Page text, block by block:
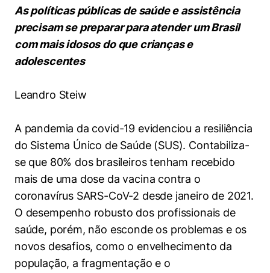
Todas as Engenharias
Engenharia Mecânica
Engenharia Mecatrônica
Direito
Economia
Finanças
Negócios
Políticas Públicas
Prêmio Duda Ermírio de Moraes
Como funciona
Resolução Eficaz de Problemas
Oportunidade de Negócios
Trabalhe conosco
Sala de Imprensa
Repositório Institucional
Pesquisa na Graduação
Comitê de Ética em Pesquisa
Notícias
Youtube
Instagram
Direito
Áreas de Conhecimento
Prêmios de Excelência
Ensino e aprendizagem
Atendimento
Visite o Insper
Ouvidoria
Portal da Privacidade
As políticas públicas de saúde e assistência
precisam se preparar para atender um Brasil
com mais idosos do que crianças e
adolescentes
Leandro Steiw
A pandemia da covid-19 evidenciou a resiliência
do Sistema Único de Saúde (SUS). Contabiliza-
se que 80% dos brasileiros tenham recebido
mais de uma dose da vacina contra o
coronavírus SARS-CoV-2 desde janeiro de 2021.
O desempenho robusto dos profissionais de
saúde, porém, não esconde os problemas e os
novos desafios, como o envelhecimento da
população, a fragmentação e o